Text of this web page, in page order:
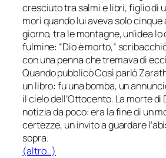
cresciuto tra salmi e libri, figlio di
morì quando lui aveva solo cinque
giorno, tra le montagne, un’idea
fulmine: “Dio è morto,”
con una penna che tremava di
Quando pubblicò Così parlò
un libro: fu una bomba, un
il cielo dell’Ottocento. La morte di
notizia da poco: era la fine di un
certezze, un invito a guardare
sopra.
(altro…)